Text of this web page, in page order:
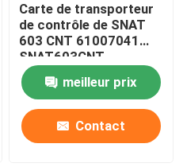
Carte de transporteur
de contrôle de SNAT
603 CNT 61007041
SNAT603CNT
57618078
meilleur prix
Contact